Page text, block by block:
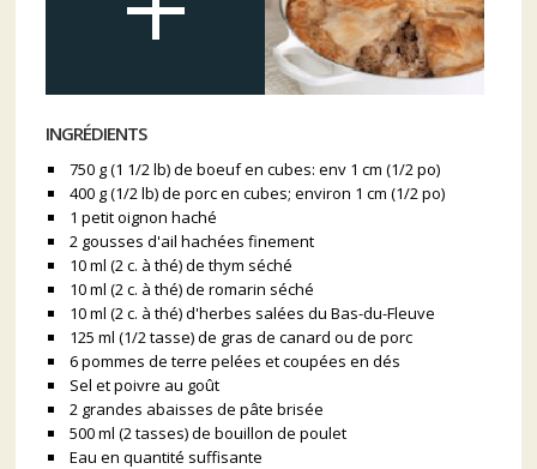
INGRÉDIENTS
750 g (1 1/2 lb) de boeuf en cubes: env 1 cm (1/2 po)
400 g (1/2 lb) de porc en cubes; environ 1 cm (1/2 po)
1 petit oignon haché
2 gousses d'ail hachées finement
10 ml (2 c. à thé) de thym séché
10 ml (2 c. à thé) de romarin séché
10 ml (2 c. à thé) d'herbes salées du Bas-du-Fleuve
125 ml (1/2 tasse) de gras de canard ou de porc
6 pommes de terre pelées et coupées en dés
Sel et poivre au goût
2 grandes abaisses de pâte brisée
500 ml (2 tasses) de bouillon de poulet
Eau en quantité suffisante